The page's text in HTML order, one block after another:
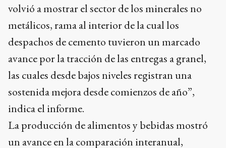
volvió a mostrar el sector de los minerales no
metálicos, rama al interior de la cual los
despachos de cemento tuvieron un marcado
avance por la tracción de las entregas a granel,
las cuales desde bajos niveles registran una
sostenida mejora desde comienzos de año”,
indica el informe.
La producción de alimentos y bebidas mostró
un avance en la comparación interanual,